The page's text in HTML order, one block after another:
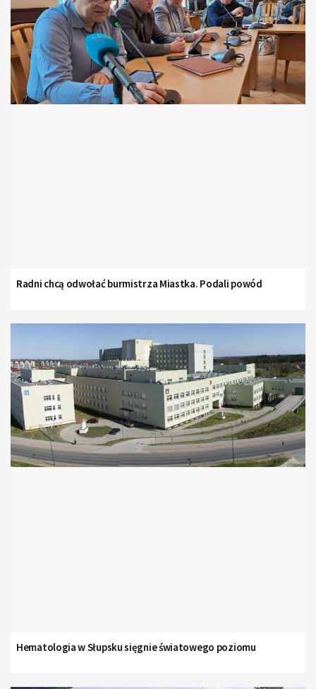
Radni chcą odwołać burmistrza Miastka. Podali powód
Hematologia w Słupsku sięgnie światowego poziomu